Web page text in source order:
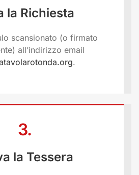
la Richiesta
scansionato (o firmato
all’indirizzo email
.
3.
la Tessera